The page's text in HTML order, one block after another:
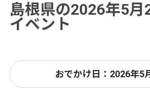
島根県の2026年5月
イベント
おでかけ日：2026年5